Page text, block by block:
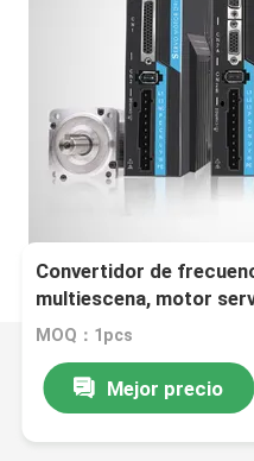
Convertidor de
multiescena, motor
conductor
MOQ：1pcs
Mejor precio